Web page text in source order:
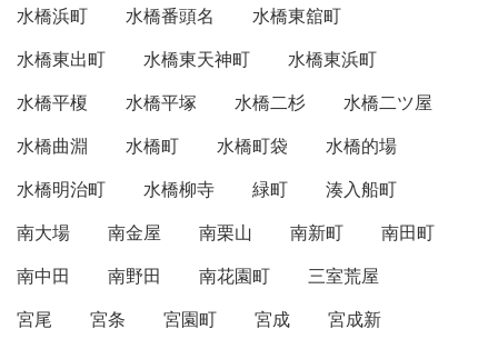
水橋浜町
水橋番頭名
水橋東舘町
水橋東出町
水橋東天神町
水橋東浜町
水橋平榎
水橋平塚 水橋二杉
水橋二ツ屋
水橋曲淵
水橋町 水橋町袋
水橋的場
水橋明治町
水橋柳寺 緑町
湊入船町
南大場
南金屋 南栗山 南新町
南田町
南中田
南野田 南花園町
三室荒屋
宮尾
宮条 宮園町 宮成
宮成新